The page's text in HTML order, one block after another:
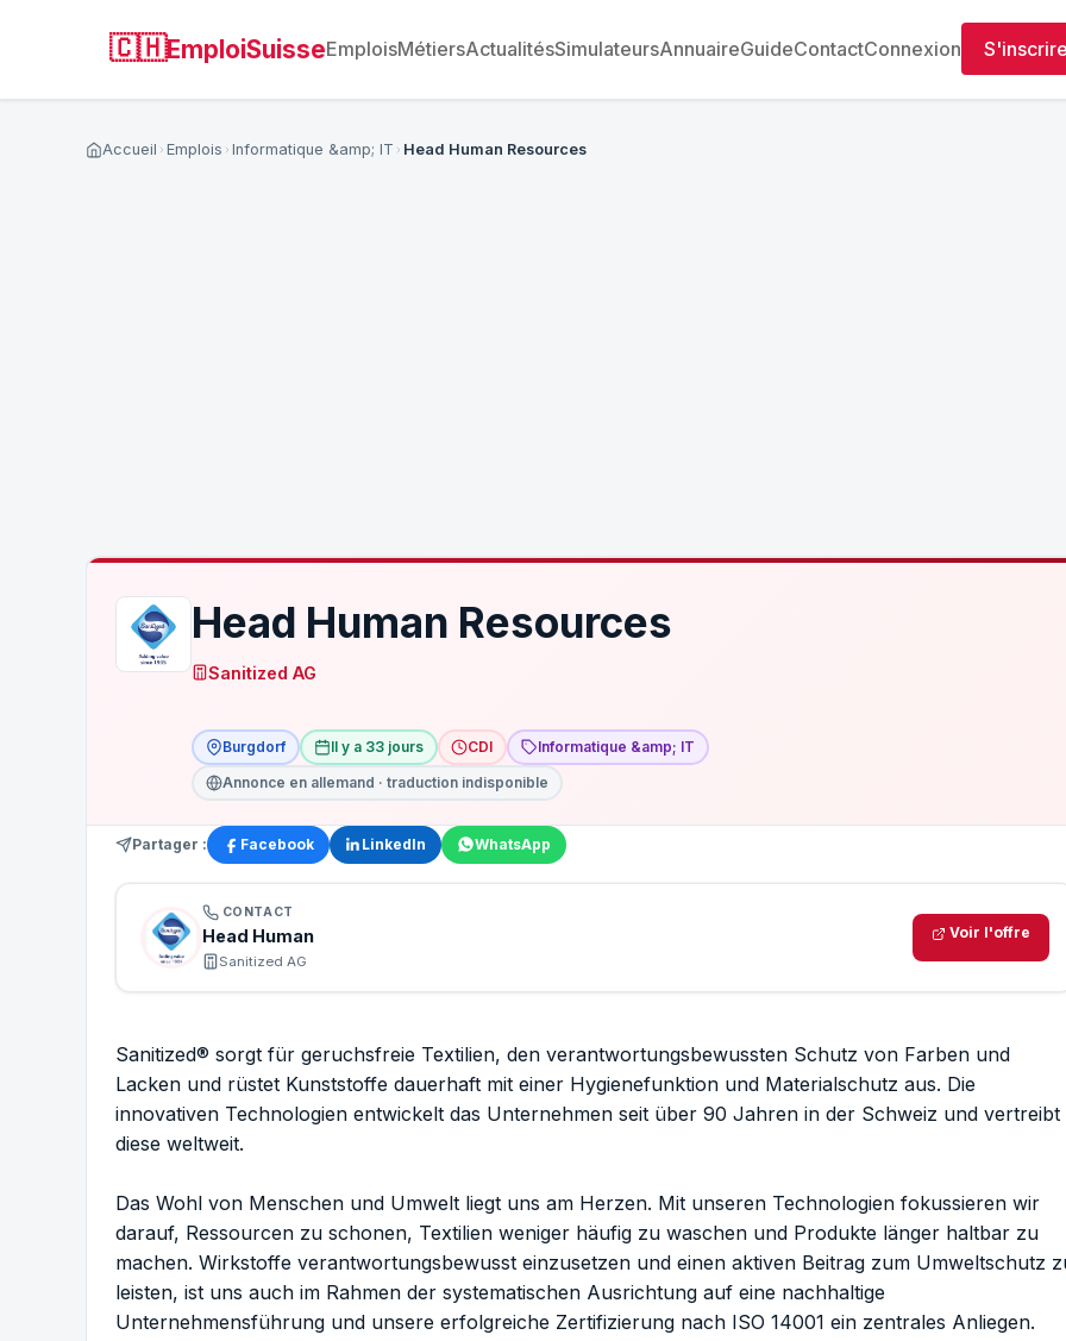
🇨🇭EmploiSuisseEmploisMétiersActualitésSimulateursAnnuaireGuideContactConnexion
Accueil Emplois Informatique &amp; IT Head Human Resources
Head Human Resources
Sanitized AG
Burgdorf Il y a 33 jours CDI
Informatique &amp; IT
Annonce en allemand · traduction indisponible
Partager : Facebook LinkedIn WhatsApp
CONTACT
Head Human
Sanitized AG
Voir l'offre
Sanitized® sorgt für geruchsfreie Textilien, den verantwortungsbewussten Schutz von Farben und
Lacken und rüstet Kunststoffe dauerhaft mit einer Hygienefunktion und Materialschutz aus. Die
innovativen Technologien entwickelt das Unternehmen seit über 90 Jahren in der Schweiz und vertreibt
diese weltweit.
Das Wohl von Menschen und Umwelt liegt uns am Herzen. Mit unseren Technologien fokussieren wir
darauf, Ressourcen zu schonen, Textilien weniger häufig zu waschen und Produkte länger haltbar zu
machen. Wirkstoffe verantwortungsbewusst einzusetzen und einen aktiven Beitrag zum Umweltschutz
leisten, ist uns auch im Rahmen der systematischen Ausrichtung auf eine nachhaltige
Unternehmensführung und unsere erfolgreiche Zertifizierung nach ISO 14001 ein zentrales Anliegen.